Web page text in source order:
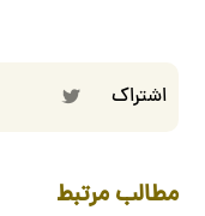
مطالب مرتبط